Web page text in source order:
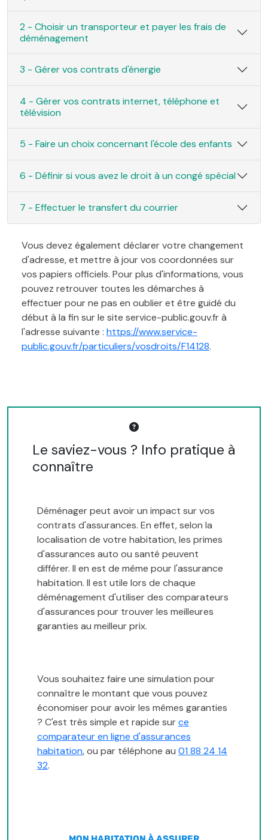
2 - Choisir un transporteur et payer les frais de
déménagement
3 - Gérer vos contrats d'énergie
4 - Gérer vos contrats internet, téléphone et
télévision
5 - Faire un choix concernant l'école des enfants
6 - Définir si vous avez le droit à un congé spécial
7 - Effectuer le transfert du courrier
Vous devez également déclarer votre changement
d'adresse, et mettre à jour vos coordonnées sur
vos papiers officiels. Pour plus d'informations, vous
pouvez retrouver toutes les démarches à
effectuer pour ne pas en oublier et être guidé du
début à la fin sur le site service-public.gouv.fr à
l'adresse suivante : https://www.service-
public.gouv.fr/particuliers/vosdroits/F14128.
Le saviez-vous ? Info pratique à
connaître
Déménager peut avoir un impact sur vos
contrats d'assurances. En effet, selon la
localisation de votre habitation, les primes
d'assurances auto ou santé peuvent
différer. Il en est de même pour l'assurance
habitation. Il est utile lors de chaque
déménagement d'utiliser des comparateurs
d'assurances pour trouver les meilleures
garanties au meilleur prix.
Vous souhaitez faire une simulation pour
connaître le montant que vous pouvez
économiser pour avoir les mêmes garanties
? C'est très simple et rapide surce
comparateur en ligne d'assurances
habitation, ou par téléphone au 01 88 24 14
32.